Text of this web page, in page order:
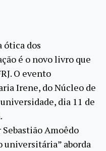
ótica dos
é o novo livro que
O evento
Irene, do Núcleo de
dia 11 de
Amoêdo
universitária” aborda